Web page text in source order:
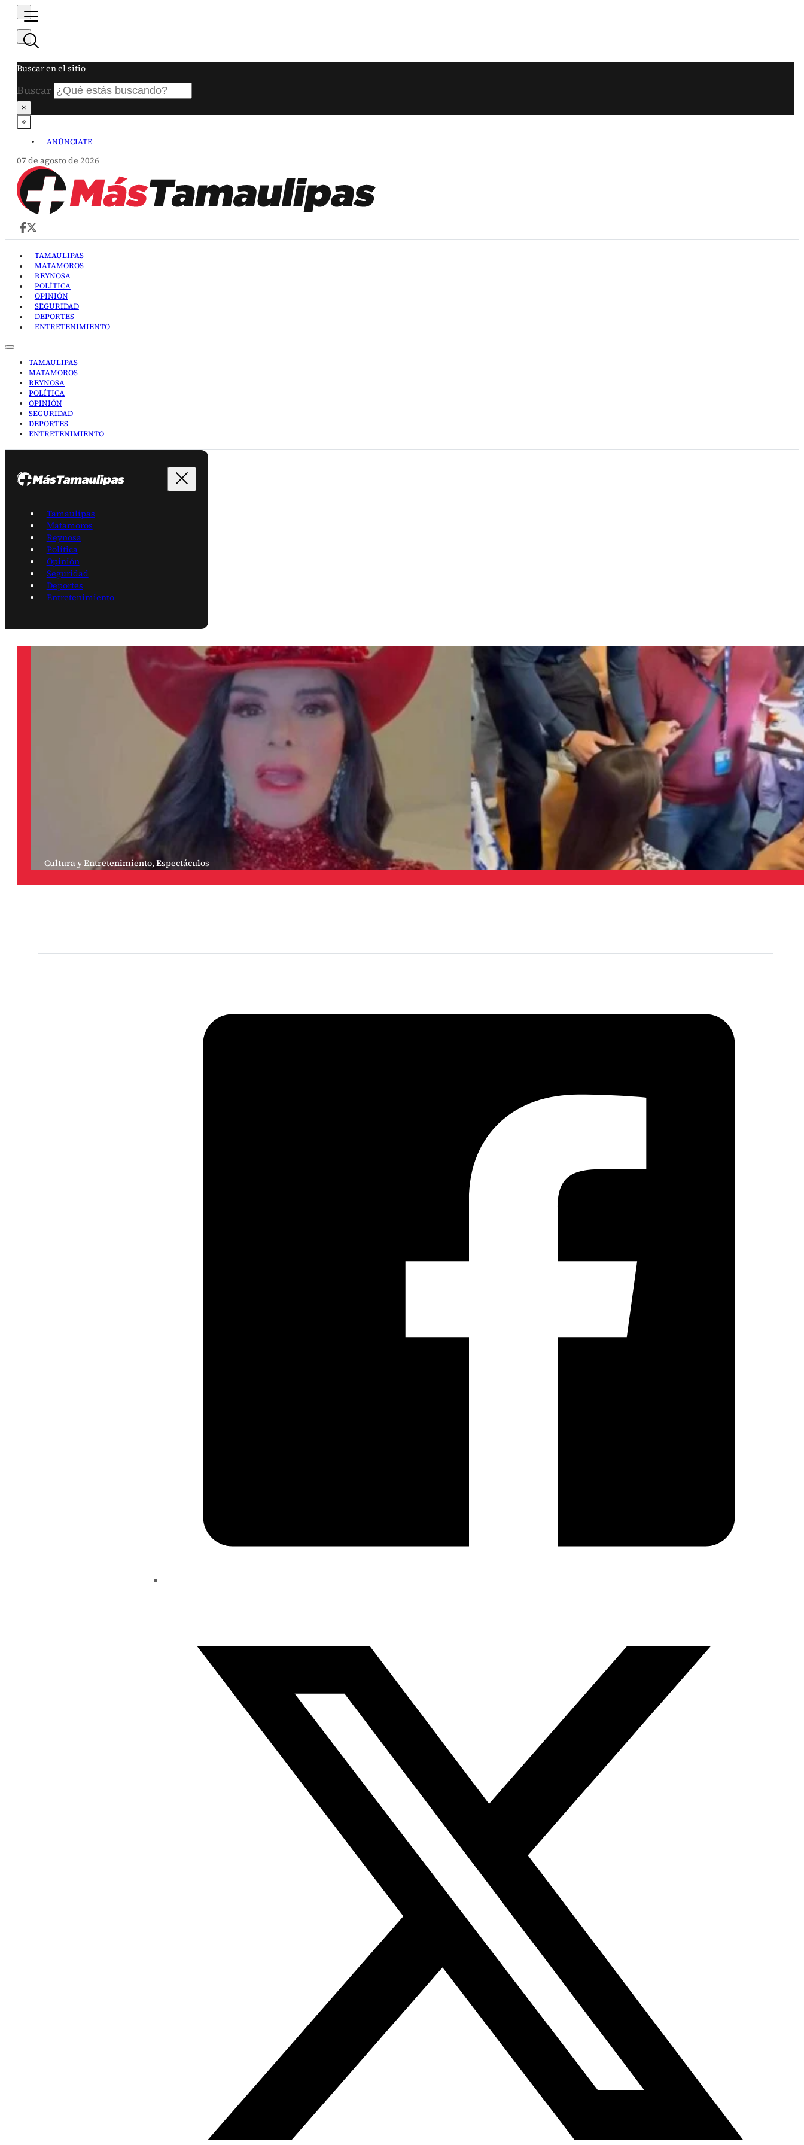
Buscar en el sitio
Buscar
×
ANÚNCIATE
07 de agosto de 2026
TAMAULIPAS
MATAMOROS
REYNOSA
POLÍTICA
OPINIÓN
SEGURIDAD
DEPORTES
ENTRETENIMIENTO
TAMAULIPAS
MATAMOROS
REYNOSA
POLÍTICA
OPINIÓN
SEGURIDAD
DEPORTES
ENTRETENIMIENTO
Tamaulipas
Matamoros
Reynosa
Política
Opinión
Seguridad
Deportes
Entretenimiento
Cultura y Entretenimiento,Espectáculos